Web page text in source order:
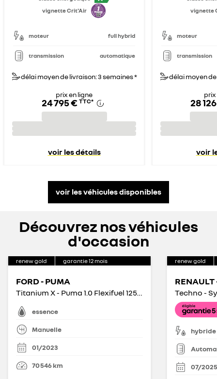
vignette Crit'Air
moteur full hybrid
transmission automatique
délai moyen de livraison: 3 semaines *
prix en ligne
24 795 € TTC*
voir les détails
vignette
moteur
transmission
délai moyen
prix
28
voir
voir les véhicules disponibles
Découvrez nos véhicules
d'occasion
renew gold garantie12 mois
FORD - PUMA
Titanium X - Puma 1.0 Flexifuel 125 ch mHEV S&S BVM6
essence
Manuelle
01/2023
70 546km
renew gold
RENAULT
hybride
07/2025